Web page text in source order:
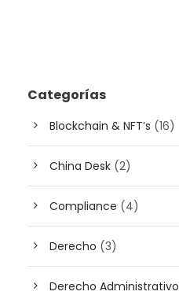
Categorías
Blockchain & NFT’s (16)
China Desk (2)
Compliance (4)
Derecho (3)
Derecho Administrativo